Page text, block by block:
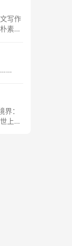
、慢
写作
素，
……
界：
上最